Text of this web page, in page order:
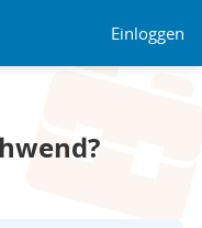
Einloggen